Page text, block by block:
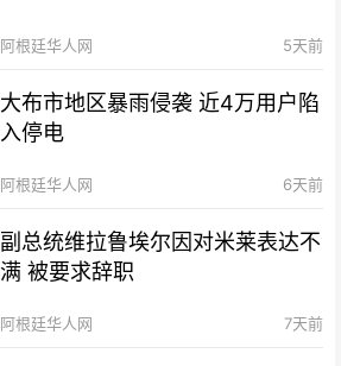
阿根廷华人网 5天前
大布市地区暴雨侵袭 近4万用户陷
入停电
阿根廷华人网 6天前
副总统维拉鲁埃尔因对米莱表达不
满 被要求辞职
阿根廷华人网 7天前